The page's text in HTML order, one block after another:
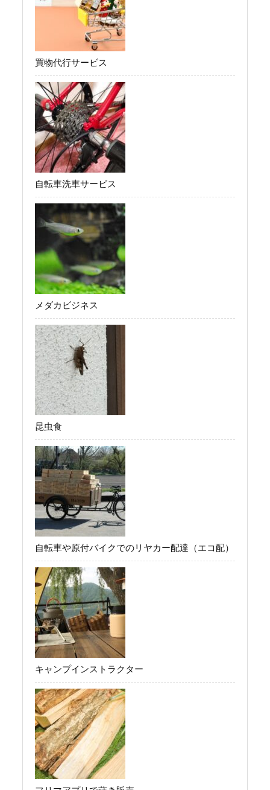
買物代行サービス
自転車洗車サービス
メダカビジネス
昆虫食
自転車や原付バイクでのリヤカー配達（エコ配）
キャンプインストラクター